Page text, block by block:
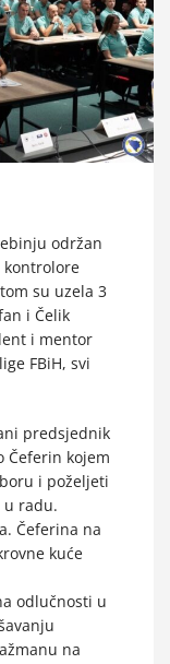
održan
kontrolore
su uzela 3
i Čelik
i mentor
FBiH, svi
predsjednik
Čeferin kojem
i poželjeti
u radu.
Čeferina na
kuće
odlučnosti u
na